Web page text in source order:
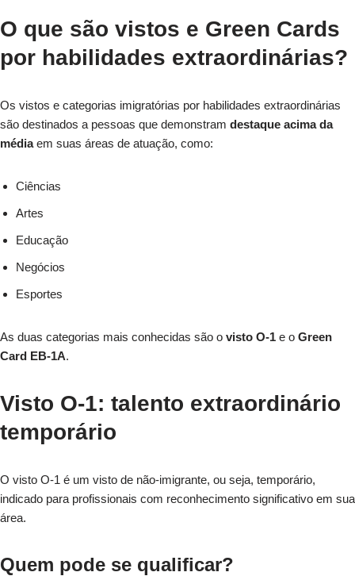
O que são vistos e Green Cards
por habilidades extraordinárias?
Os vistos e categorias imigratórias por habilidades extraordinárias
são destinados a pessoas que demonstram destaque acima da
médiaem suas áreas de atuação, como:
Ciências
Artes
Educação
Negócios
Esportes
As duas categorias mais conhecidas são o visto O-1 e o Green
Card EB-1A.
Visto O-1: talento extraordinário
temporário
O visto O-1 é um visto de não-imigrante, ou seja, temporário,
indicado para profissionais com reconhecimento significativo em sua
área.
Quem pode se qualificar?